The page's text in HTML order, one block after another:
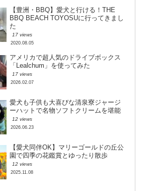
【豊洲・BBQ】愛犬と行ける！THE
BBQ BEACH TOYOSUに行ってきまし
た
17 views
2020.08.05
アメリカで超人気のドライブボックス
「Lealchum」を使ってみた
17 views
2026.02.07
愛犬も子供も大喜びな清泉寮ジャージ
ーハットで名物ソフトクリームを堪能
12 views
2026.06.23
【愛犬同伴OK】マリーゴールドの丘公
園で四季の花鑑賞とゆったり散歩
12 views
2025.11.08